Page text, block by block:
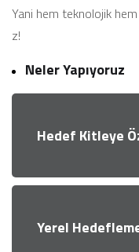
Yani hem teknolojik
z!
Neler Yapıyoruz
Hedef Kitleye
Yerel